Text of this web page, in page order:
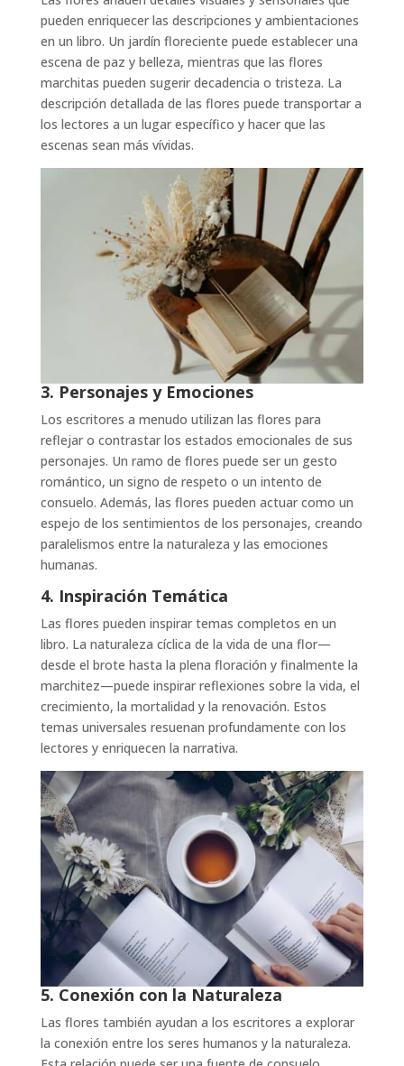
pueden enriquecer las descripciones y ambientaciones
en un libro. Un jardín floreciente puede establecer una
escena de paz y belleza, mientras que las flores
marchitas pueden sugerir decadencia o tristeza. La
descripción detallada de las flores puede transportar a
los lectores a un lugar específico y hacer que las
escenas sean más vívidas.
3. Personajes y Emociones
Los escritores a menudo utilizan las flores para
reflejar o contrastar los estados emocionales de sus
personajes. Un ramo de flores puede ser un gesto
romántico, un signo de respeto o un intento de
consuelo. Además, las flores pueden actuar como un
espejo de los sentimientos de los personajes, creando
paralelismos entre la naturaleza y las emociones
humanas.
4. Inspiración Temática
Las flores pueden inspirar temas completos en un
libro. La naturaleza cíclica de la vida de una flor—
desde el brote hasta la plena floración y finalmente la
marchitez—puede inspirar reflexiones sobre la vida, el
crecimiento, la mortalidad y la renovación. Estos
temas universales resuenan profundamente con los
lectores y enriquecen la narrativa.
5. Conexión con la Naturaleza
Las flores también ayudan a los escritores a explorar
la conexión entre los seres humanos y la naturaleza.